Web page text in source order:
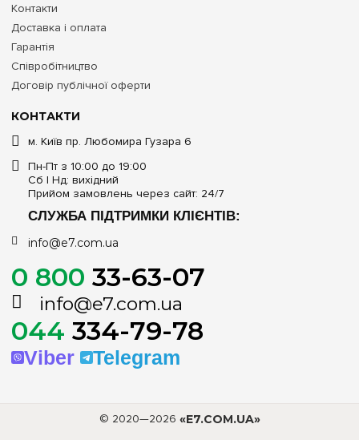
КОНТАКТИ
м. Київ пр. Любомира Гузара 6
Пн-Пт з 10:00 до 19:00
Сб | Нд: вихідний
Прийом замовлень через сайт: 24/7
СЛУЖБА ПІДТРИМКИ КЛІЄНТІВ:
info@e7.com.ua
0 800 33-63-07
info@e7.com.ua
044 334-79-78
Viber Telegram
Контакти
Доставка і оплата
Гарантія
Співробітництво
Договір публічної оферти
© 2020—2026 «E7.COM.UA»